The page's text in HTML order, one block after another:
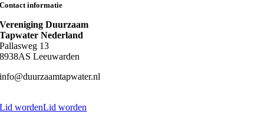
Contact informatie
Vereniging Duurzaam
Tapwater Nederland
Pallasweg 13
8938AS Leeuwarden
info@duurzaamtapwater.nl
Lid wordenLid worden